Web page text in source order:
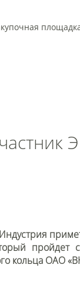
пройдет
кольца ОАО